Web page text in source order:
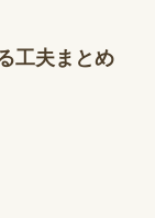
工夫まとめ